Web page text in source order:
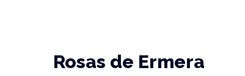
Rosas de Ermera